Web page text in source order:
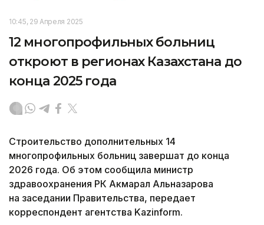
10:45, 29 Апреля 2025
12 многопрофильных больниц
откроют в регионах Казахстана до
конца 2025 года
Строительство дополнительных 14
многопрофильных больниц завершат до конца
2026 года. Об этом сообщила министр
здравоохранения РК Акмарал Альназарова
на заседании Правительства, передает
корреспондент агентства Kazinform.